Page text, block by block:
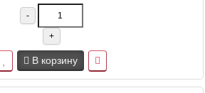
-
+
В корзину